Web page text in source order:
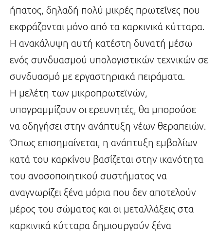
ήπατος, δηλαδή πολύ μικρές πρωτεΐνες που
εκφράζονται μόνο από τα καρκινικά κύτταρα.
Η ανακάλυψη αυτή κατέστη δυνατή μέσω
ενός συνδυασμού υπολογιστικών τεχνικών σε
συνδυασμό με εργαστηριακά πειράματα.
Η μελέτη των μικροπρωτεϊνών,
υπογραμμίζουν οι ερευνητές, θα μπορούσε
να οδηγήσει στην ανάπτυξη νέων θεραπειών.
Όπως επισημαίνεται, η ανάπτυξη εμβολίων
κατά του καρκίνου βασίζεται στην ικανότητα
του ανοσοποιητικού συστήματος να
αναγνωρίζει ξένα μόρια που δεν αποτελούν
μέρος του σώματος και οι μεταλλάξεις στα
καρκινικά κύτταρα δημιουργούν ξένα